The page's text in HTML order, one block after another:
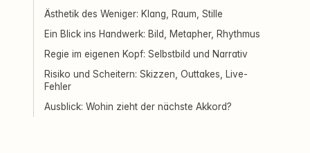
Ästhetik des Weniger: Klang, Raum, Stille
Ein Blick ins Handwerk: Bild, Metapher, Rhythmus
Regie im eigenen Kopf: Selbstbild und Narrativ
Risiko und Scheitern: Skizzen, Outtakes, Live-
Fehler
Ausblick: Wohin zieht der nächste Akkord?